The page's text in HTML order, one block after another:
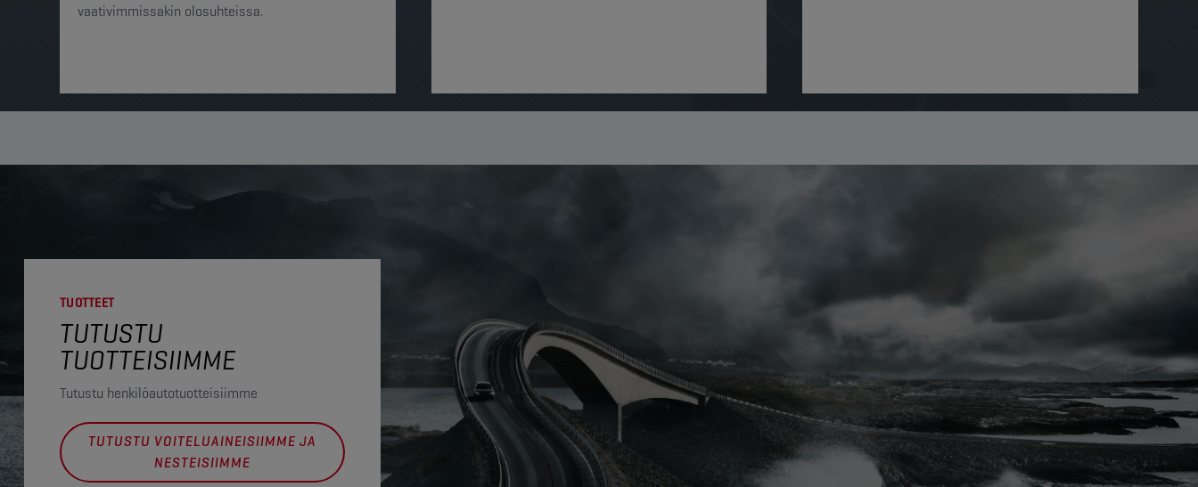
vaativimmissakin olosuhteissa.
TUOTTEET
TUTUSTU
TUOTTEISIIMME
Tutustu henkilöautotuotteisiimme
TUTUSTU VOITELUAINEISIIMME JA
NESTEISIIMME